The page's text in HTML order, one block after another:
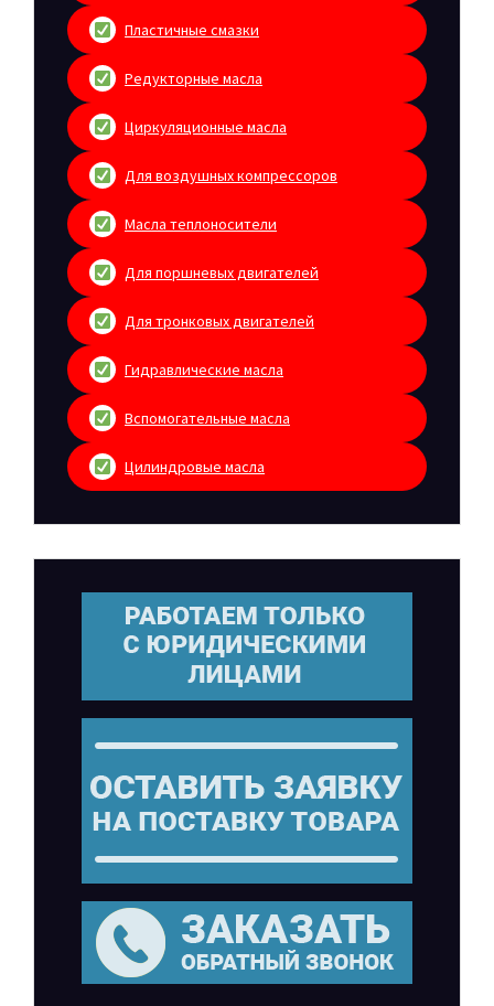
Пластичные смазки
Редукторные масла
Циркуляционные масла
Для воздушных компрессоров
Масла теплоносители
Для поршневых двигателей
Для тронковых двигателей
Гидравлические масла
Вспомогательные масла
Цилиндровые масла